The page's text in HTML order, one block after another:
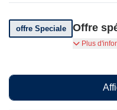
offre Speciale Offre
ProfitezPlus